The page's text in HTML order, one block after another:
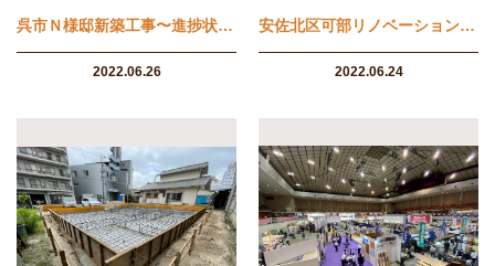
呉市Ｎ様邸新築工事〜進捗状況〜
2022.06.26
安佐北区可部リノベーション物件
2022.06.24